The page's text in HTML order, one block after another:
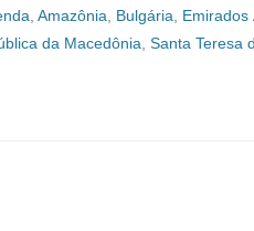
Amazônia Bulgária Emirados
da Macedônia Santa Teresa